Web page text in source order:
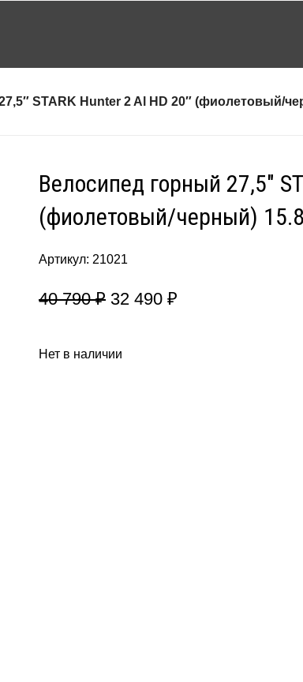
STARK Hunter 2 Al HD 20″ (фиолетовый/
Велосипед горный 27,5″
(фиолетовый/черный)
Артикул: 21021
40 790₽ 32 490 ₽
Нет в наличии